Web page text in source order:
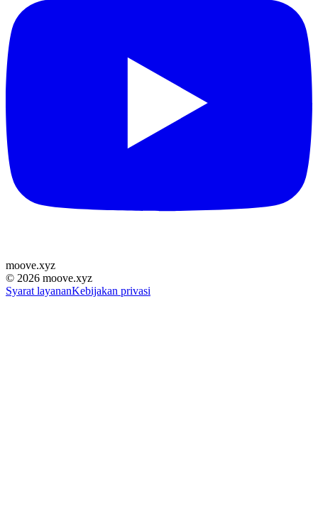
moove.xyz
© 2026 moove.xyz
Syarat layananKebijakan privasi